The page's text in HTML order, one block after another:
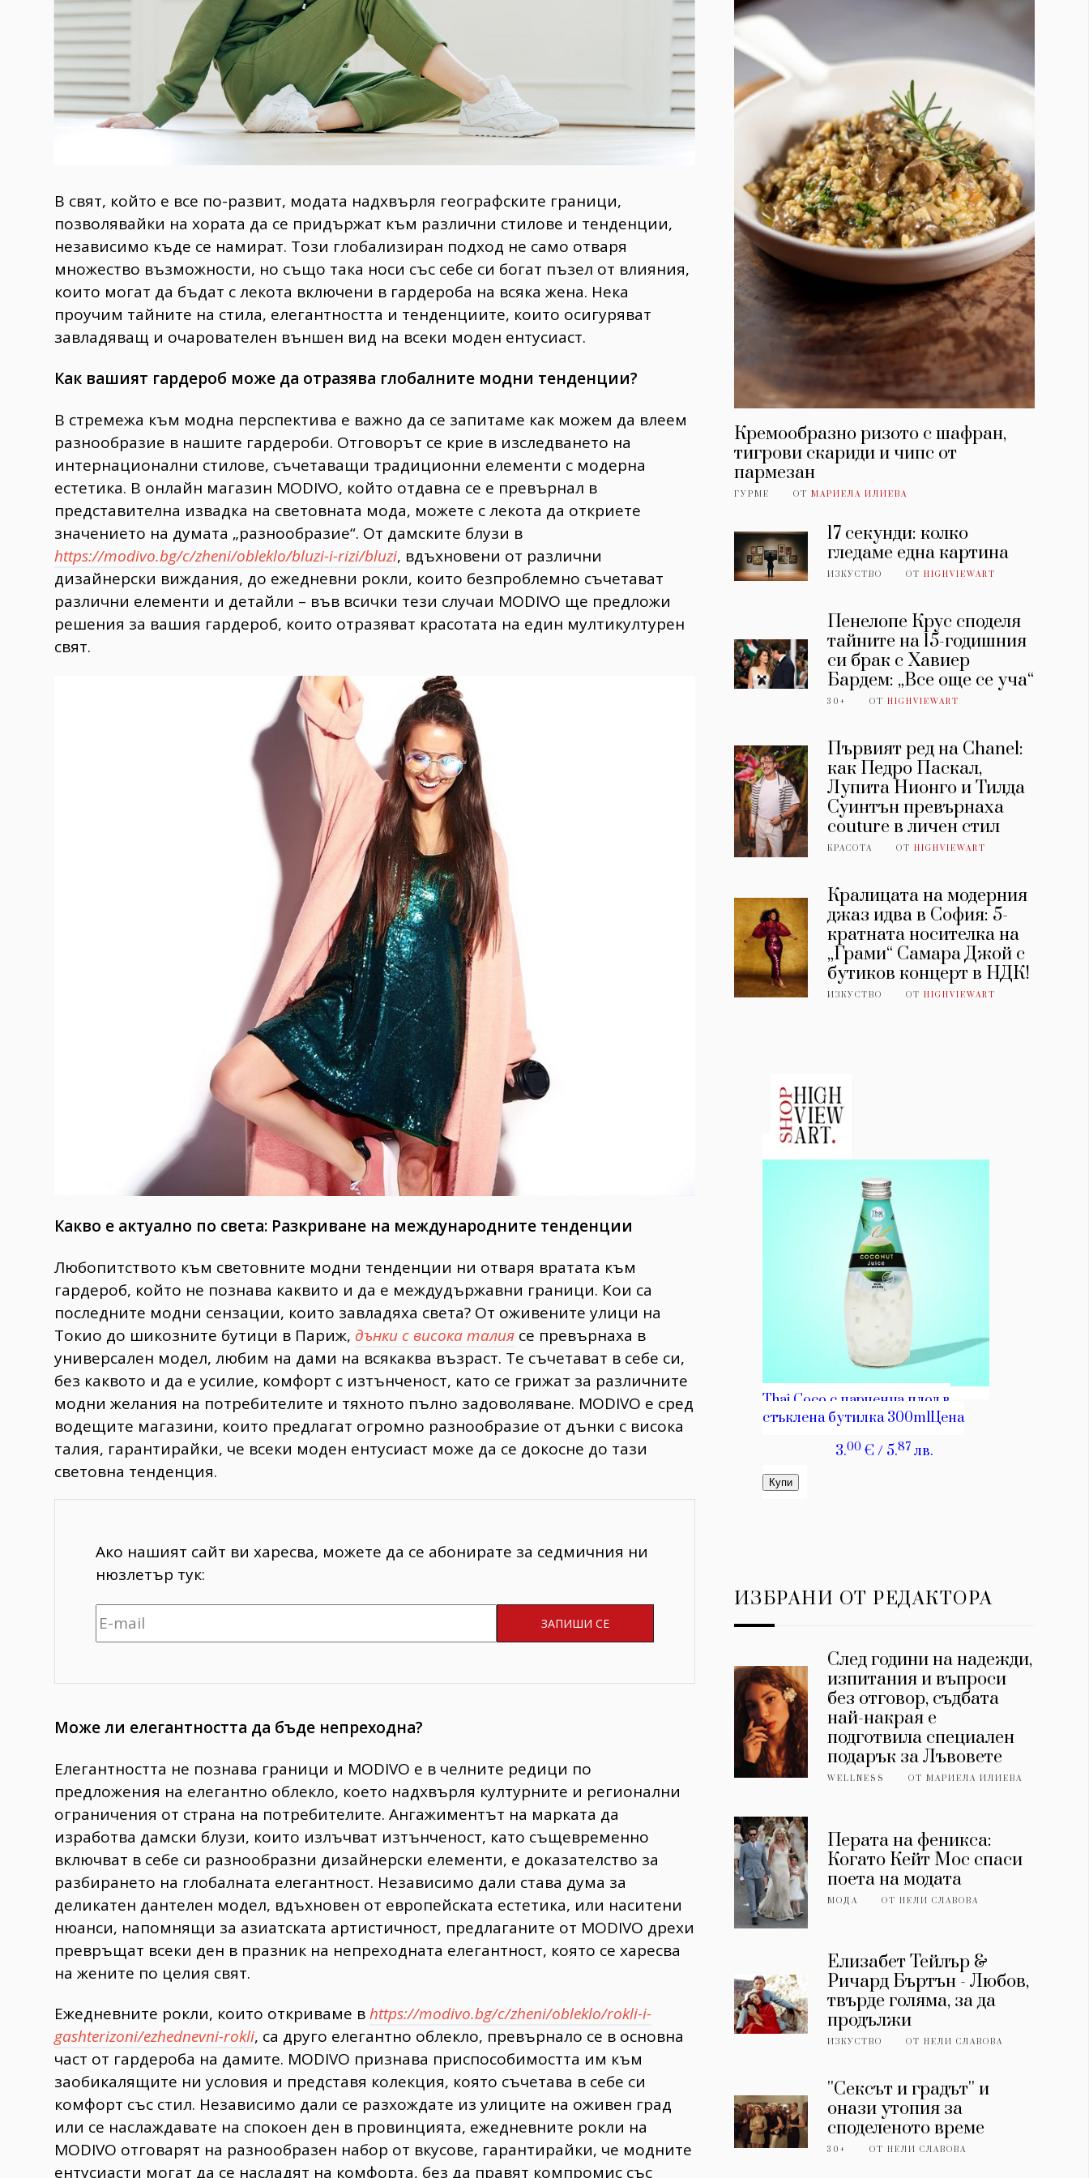
В свят, който е все по-развит, модата надхвърля географските граници,
позволявайки на хората да се придържат към различни стилове и тенденции,
независимо къде се намират. Този глобализиран подход не само отваря
множество възможности, но също така носи със себе си богат пъзел от влияния,
които могат да бъдат с лекота включени в гардероба на всяка жена. Нека
проучим тайните на стила, елегантността и тенденциите, които осигуряват
завладяващ и очарователен външен вид на всеки моден ентусиаст.
Как вашият гардероб може да отразява глобалните модни тенденции?
В стремежа към модна перспектива е важно да се запитаме как можем да влеем
разнообразие в нашите гардероби. Отговорът се крие в изследването на
интернационални стилове, съчетаващи традиционни елементи с модерна
естетика. В онлайн магазин MODIVO, който отдавна се е превърнал в
представителна извадка на световната мода, можете с лекота да откриете
значението на думата „разнообразие“. От дамските блузи в
https://modivo.bg/c/zheni/obleklo/bluzi-i-rizi/bluzi, вдъхновени от различни
дизайнерски виждания, до ежедневни рокли, които безпроблемно съчетават
различни елементи и детайли – във всички тези случаи MODIVO ще предложи
решения за вашия гардероб, които отразяват красотата на един мултикултурен
свят.
Какво е актуално по света: Разкриване на международните тенденции
Любопитството към световните модни тенденции ни отваря вратата към
гардероб, който не познава каквито и да е междудържавни граници. Кои са
последните модни сензации, които завладяха света? От оживените улици на
Токио до шикозните бутици в Париж, дънки с висока талия се превърнаха в
универсален модел, любим на дами на всякаква възраст. Те съчетават в себе си,
без каквото и да е усилие, комфорт с изтънченост, като се грижат за различните
модни желания на потребителите и тяхното пълно задоволяване. MODIVO е сред
водещите магазини, които предлагат огромно разнообразие от дънки с висока
талия, гарантирайки, че всеки моден ентусиаст може да се докосне до тази
световна тенденция.
Ако нашият сайт ви харесва, можете да се абонирате за седмичния ни
нюзлетър тук:
Може ли елегантността да бъде непреходна?
Елегантността не познава граници и MODIVO е в челните редици по
предложения на елегантно облекло, което надхвърля културните и регионални
ограничения от страна на потребителите. Ангажиментът на марката да
изработва дамски блузи, които излъчват изтънченост, като същевременно
включват в себе си разнообразни дизайнерски елементи, е доказателство за
разбирането на глобалната елегантност. Независимо дали става дума за
деликатен дантелен модел, вдъхновен от европейската естетика, или наситени
нюанси, напомнящи за азиатската артистичност, предлаганите от MODIVO дрехи
превръщат всеки ден в празник на непреходната елегантност, която се харесва
на жените по целия свят.
Ежедневните рокли, които откриваме вhttps://modivo.bg/c/zheni/obleklo/rokli-i-
gashterizoni/ezhednevni-rokli, са друго елегантно облекло, превърнало се в основна
част от гардероба на дамите. MODIVO признава приспособимостта им към
заобикалящите ни условия и представя колекция, която съчетава в себе си
комфорт със стил. Независимо дали се разхождате из улиците на оживен град
или се наслаждавате на спокоен ден в провинцията, ежедневните рокли на
MODIVO отговарят на разнообразен набор от вкусове, гарантирайки, че модните
ентусиасти могат да се насладят на комфорта, без да правят компромис със
Кремообразно ризото с шафран,
тигрови скариди и чипс от
пармезан
ГУРМЕ ОТ МАРИЕЛА ИЛИЕВА
17 секунди: колко
гледаме една картина
ИЗКУСТВО ОТHIGHVIEWART
Пенелопе Крус споделя
тайните на 15-годишния
си брак с Хавиер
Бардем: „Все още се уча“
30+ ОТHIGHVIEWART
Първият ред на Chanel:
как Педро Паскал,
Лупита Нионго и Тилда
Суинтън превърнаха
couture в личен стил
КРАСОТА ОТHIGHVIEWART
Кралицата на модерния
джаз идва в София: 5-
кратната носителка на
„Грами“ Самара Джой с
бутиков концерт в НДК!
ИЗКУСТВО ОТHIGHVIEWART
ИЗБРАНИ ОТ РЕДАКТОРА
След години на надежди,
изпитания и въпроси
без отговор, съдбата
най-накрая е
подготвила специален
подарък за Лъвовете
WELLNESS ОТМАРИЕЛА ИЛИЕВА
Перата на феникса:
Когато Кейт Мос спаси
поета на модата
МОДА ОТНЕЛИ СЛАВОВА
Елизабет Тейлър &
Ричард Бъртън - Любов,
твърде голяма, за да
продължи
ИЗКУСТВО ОТНЕЛИ СЛАВОВА
''Сексът и градът'' и
онази утопия за
споделеното време
30+ ОТНЕЛИ СЛАВОВА